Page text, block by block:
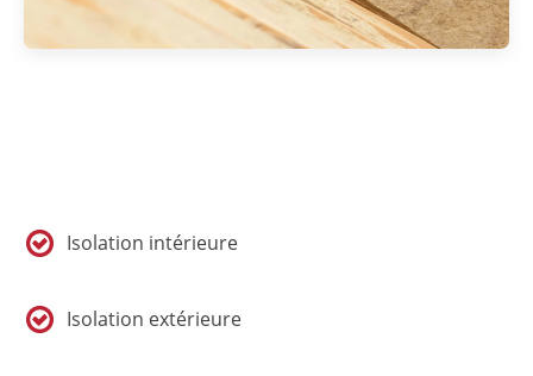
Isolation intérieure
Isolation extérieure